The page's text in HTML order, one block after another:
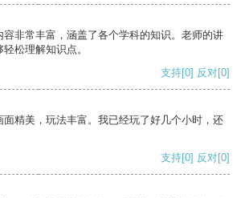
非常丰富，涵盖了各个学科的知识。老师的讲
松理解知识点。
支持[0] 反对[0]
精美，玩法丰富。我已经玩了好几个小时，还
支持[0] 反对[0]